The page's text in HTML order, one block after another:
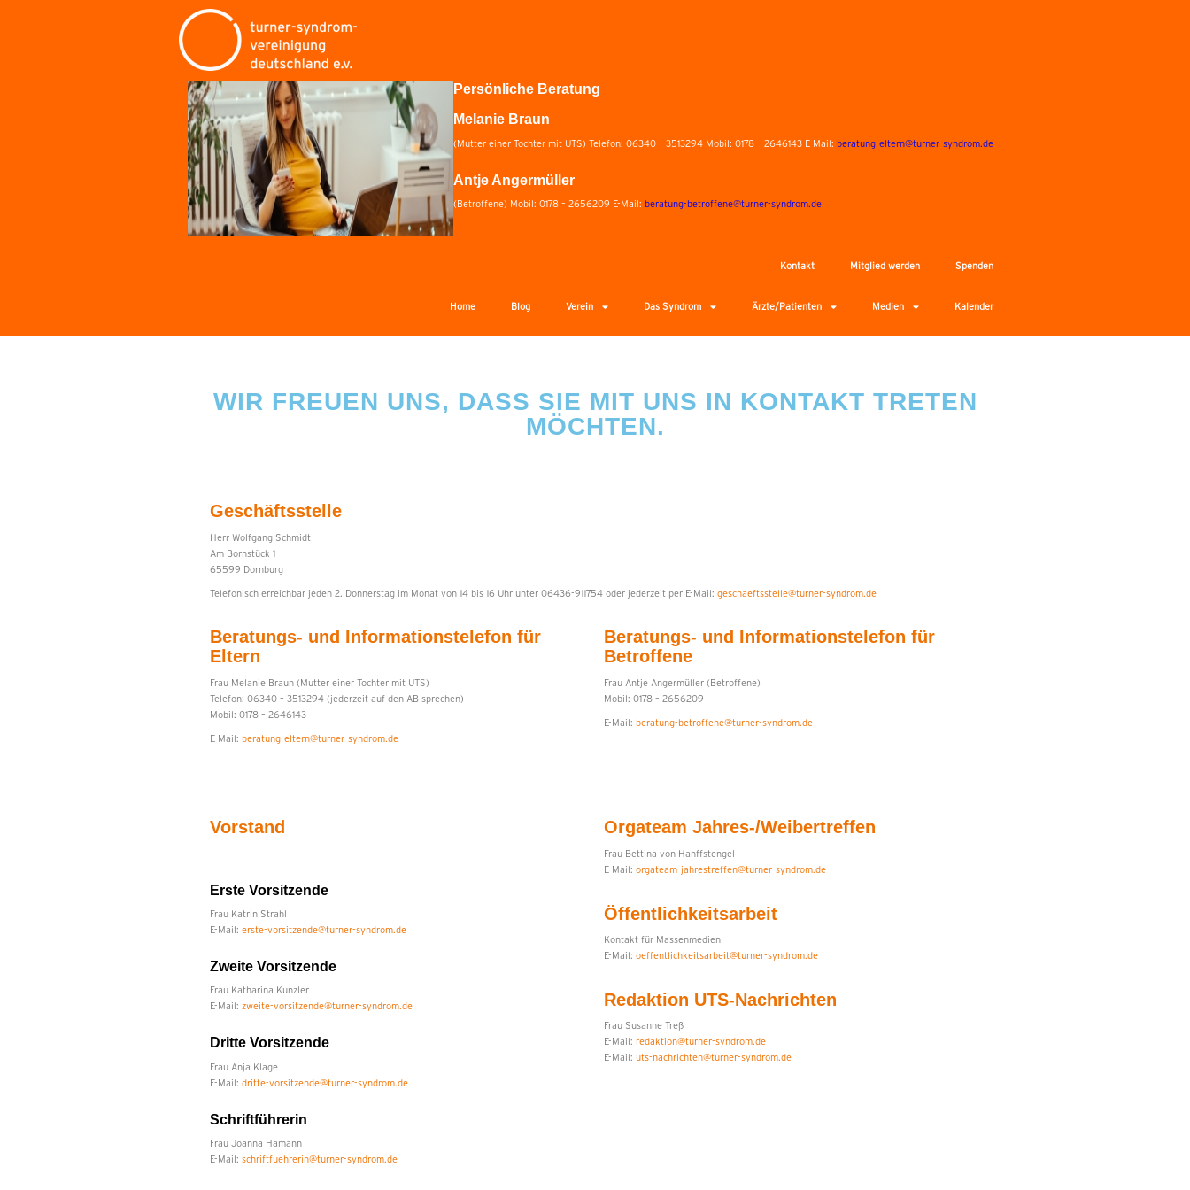
Persönliche Beratung
Melanie Braun
(Mutter einer Tochter mit UTS) Telefon: 06340 – 3513294 Mobil: 0178 – 2646143 E-Mail: beratung-eltern@turner-syndrom.de
Antje Angermüller
(Betroffene) Mobil: 0178 – 2656209 E-Mail: beratung-betroffene@turner-syndrom.de
Kontakt Mitglied werden Spenden
Home Blog Verein Das Syndrom Ärzte/Patienten Medien Kalender
WIR FREUEN UNS, DASS SIE MIT UNS IN KONTAKT TRETEN
MÖCHTEN.
Geschäftsstelle
Herr Wolfgang Schmidt
Am Bornstück 1
65599 Dornburg
Telefonisch erreichbar jeden 2. Donnerstag im Monat von 14 bis 16 Uhr unter 06436-911754 oder jederzeit per E-Mail: geschaeftsstelle@turner-syndrom.de
Beratungs- und Informationstelefon für
Eltern
Frau Melanie Braun (Mutter einer Tochter mit UTS)
Telefon: 06340 – 3513294 (jederzeit auf den AB sprechen)
Mobil: 0178 – 2646143
E-Mail: beratung-eltern@turner-syndrom.de
Beratungs- und Informationstelefon für
Betroffene
Frau Antje Angermüller (Betroffene)
Mobil: 0178 – 2656209
E-Mail: beratung-betroffene@turner-syndrom.de
Vorstand
Erste Vorsitzende
Frau Katrin Strahl
E-Mail: erste-vorsitzende@turner-syndrom.de
Zweite Vorsitzende
Frau Katharina Kunzler
E-Mail: zweite-vorsitzende@turner-syndrom.de
Dritte Vorsitzende
Frau Anja Klage
E-Mail: dritte-vorsitzende@turner-syndrom.de
Schriftführerin
Frau Joanna Hamann
E-Mail: schriftfuehrerin@turner-syndrom.de
Orgateam Jahres-/Weibertreffen
Frau Bettina von Hanffstengel
E-Mail: orgateam-jahrestreffen@turner-syndrom.de
Öffentlichkeitsarbeit
Kontakt für Massenmedien
E-Mail: oeffentlichkeitsarbeit@turner-syndrom.de
Redaktion UTS-Nachrichten
Frau Susanne Treß
E-Mail: redaktion@turner-syndrom.de
E-Mail: uts-nachrichten@turner-syndrom.de